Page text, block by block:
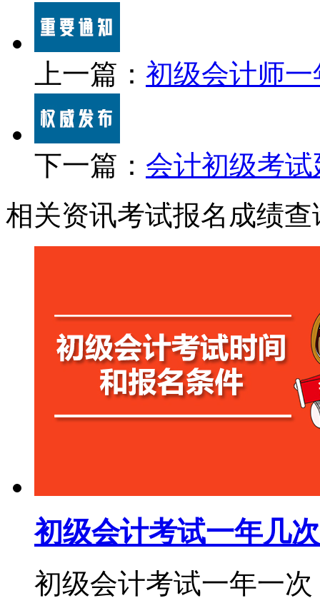
上一篇： 初级会计师
下一篇： 会计初级考
相关资讯考试报名 成绩查
初级会计考试一年几
初级会计考试一年一